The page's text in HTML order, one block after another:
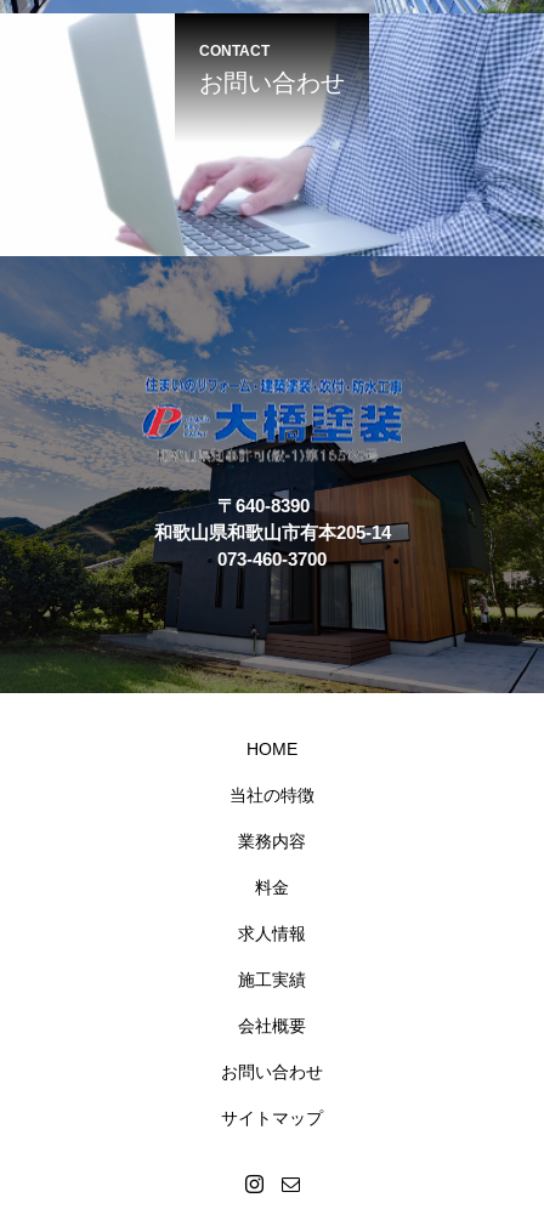
CONTACT
お問い合わせ
〒640-8390
和歌山県和歌山市有本205-14
073-460-3700
HOME
当社の特徴
業務内容
料金
求人情報
施工実績
会社概要
お問い合わせ
サイトマップ